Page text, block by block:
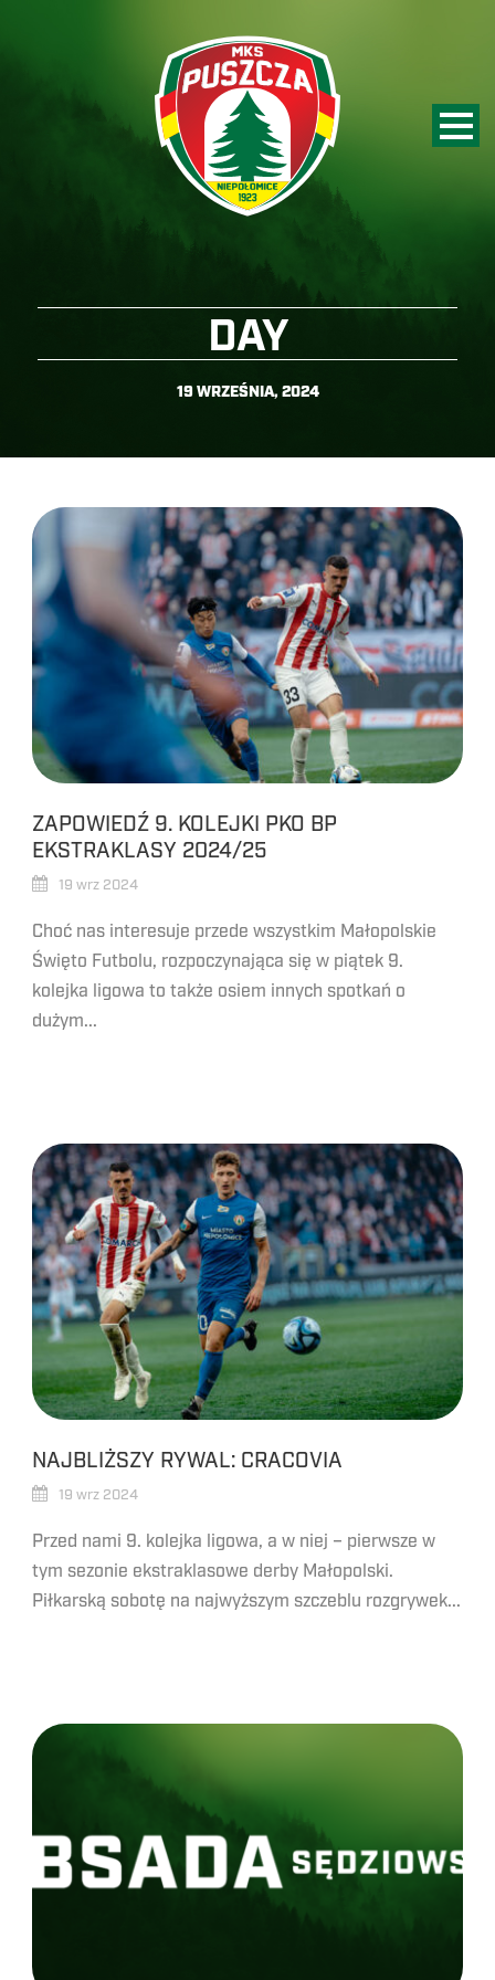
DAY
19 WRZEŚNIA, 2024
ZAPOWIEDŹ 9. KOLEJKI PKO BP
EKSTRAKLASY 2024/25
19 wrz 2024
Choć nas interesuje przede wszystkim Małopolskie
Święto Futbolu, rozpoczynająca się w piątek 9.
kolejka ligowa to także osiem innych spotkań o
dużym...
NAJBLIŻSZY RYWAL: CRACOVIA
19 wrz 2024
Przed nami 9. kolejka ligowa, a w niej – pierwsze w
tym sezonie ekstraklasowe derby Małopolski.
Piłkarską sobotę na najwyższym szczeblu rozgrywek...